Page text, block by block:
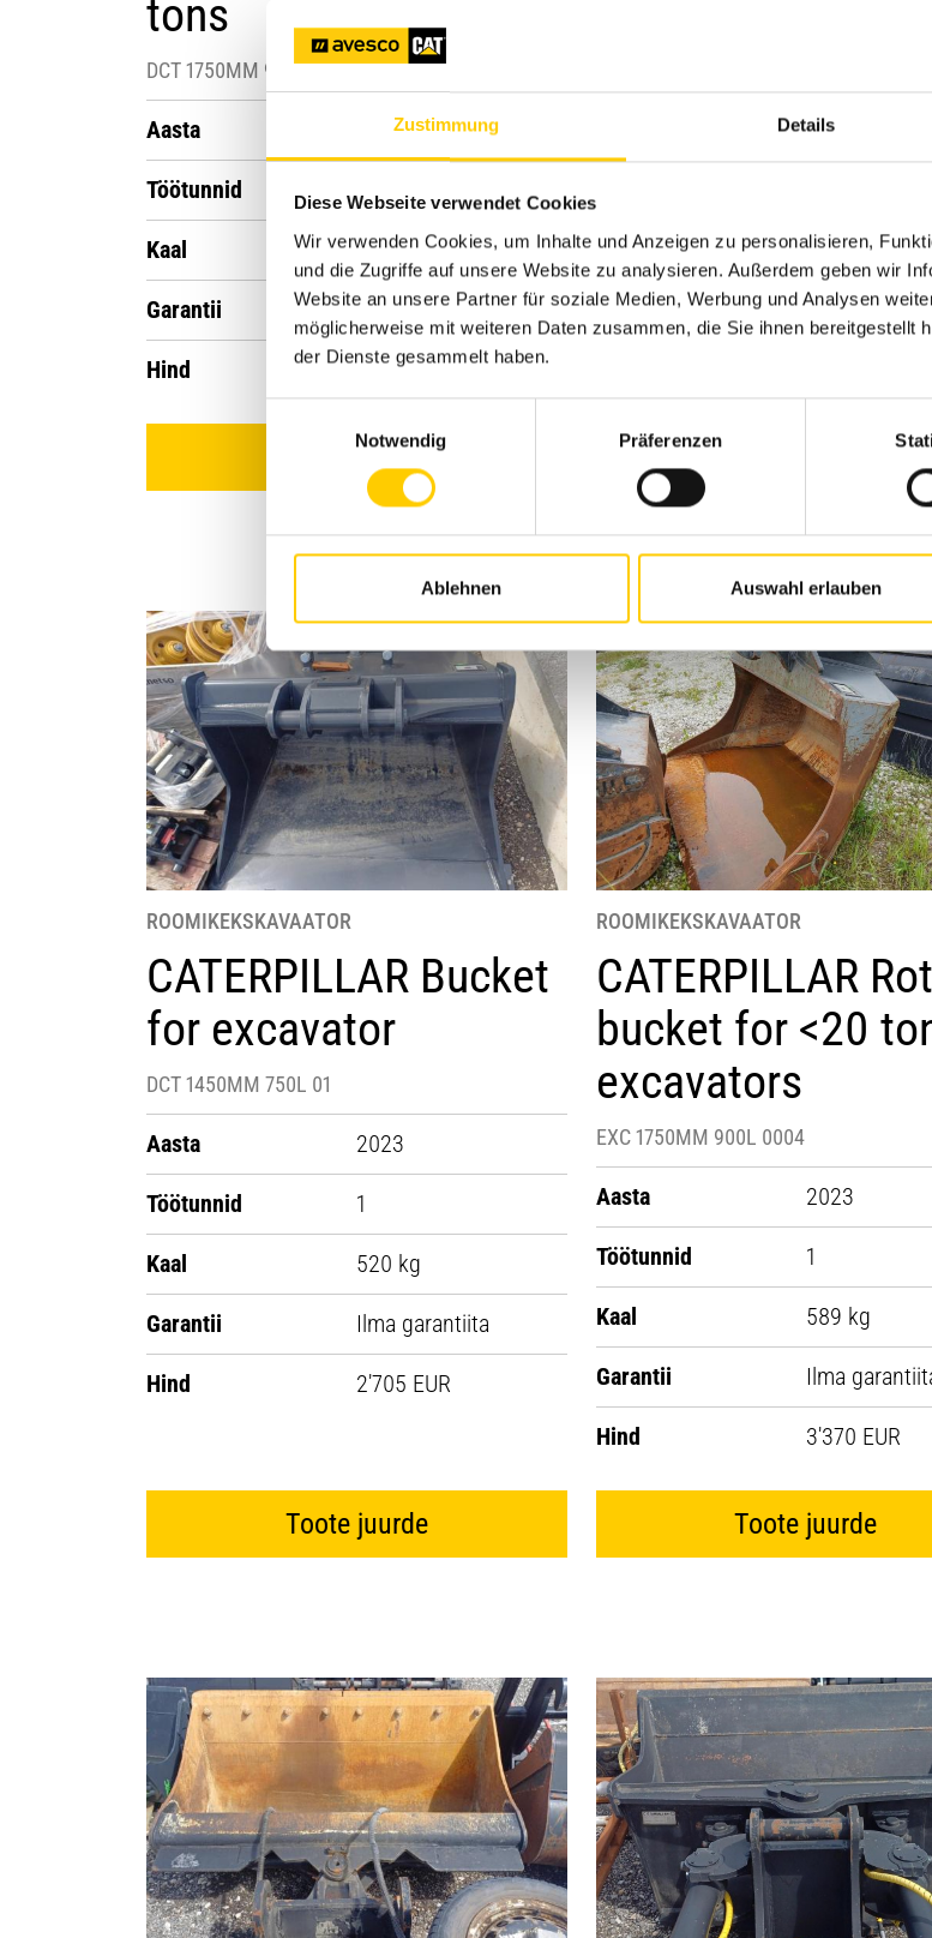
Zustimmung Details
Diese Webseite verwendet Cookies
Wir verwenden Cookies, um Inhalte und Anzeigen zu personalisieren,
und die Zugriffe auf unsere Website zu analysieren. Außerdem geben wir
Website an unsere Partner für soziale Medien, Werbung und Analysen
möglicherweise mit weiteren Daten zusammen, die Sie ihnen bereitgestellt
der Dienste gesammelt haben.
Notwendig
Präferenzen
Ablehnen Auswahl erlauben
tons
DCT 1750MM 900L 0029
Aasta 2022
Töötunnid 1
Kaal 1 kg
Garantii Ilma garantiita
Hind 4'972 EUR
Toote juurde
2025
Kaal 218 kg
Garantii Ilma
ROOMIKEKSKAVAATOR
CATERPILLAR Bucket
for excavator
DCT 1450MM 750L 01
Aasta 2023
Töötunnid 1
Kaal 520 kg
Garantii Ilma garantiita
Hind 2'705 EUR
Toote juurde
ROOMIKEKSKAVAATOR
CATERPILLAR
bucket for <20
excavators
EXC 1750MM 900L 0004
Aasta 2023
Töötunnid 1
Kaal 589 kg
Garantii Ilma
Hind 3'370 EUR
Toote juurde